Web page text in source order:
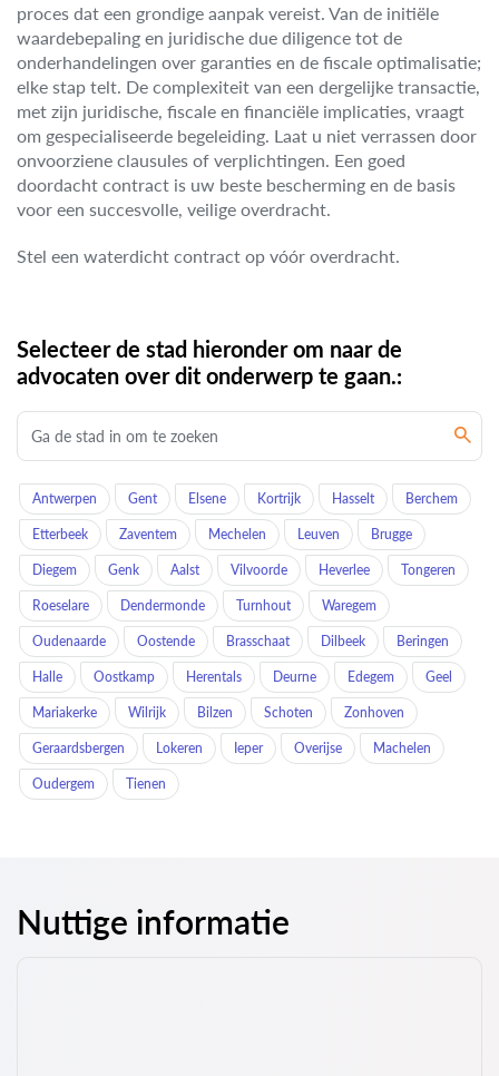
proces dat een grondige aanpak vereist. Van de initiële
waardebepaling en juridische due diligence tot de
onderhandelingen over garanties en de fiscale optimalisatie;
elke stap telt. De complexiteit van een dergelijke transactie,
met zijn juridische, fiscale en financiële implicaties, vraagt
om gespecialiseerde begeleiding. Laat u niet verrassen door
onvoorziene clausules of verplichtingen. Een goed
doordacht contract is uw beste bescherming en de basis
voor een succesvolle, veilige overdracht.
Stel een waterdicht contract op vóór overdracht.
Selecteer de stad hieronder om naar de
advocaten over dit onderwerp te gaan.:
Antwerpen Gent Elsene Kortrijk Hasselt Berchem
Etterbeek Zaventem Mechelen Leuven Brugge
Diegem Genk Aalst Vilvoorde Heverlee Tongeren
Roeselare Dendermonde Turnhout Waregem
Oudenaarde Oostende Brasschaat Dilbeek Beringen
Halle Oostkamp Herentals Deurne Edegem Geel
Mariakerke Wilrijk Bilzen Schoten Zonhoven
Geraardsbergen Lokeren Ieper Overijse Machelen
Oudergem Tienen
Nuttige informatie